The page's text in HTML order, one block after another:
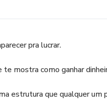
pra lucrar.
mostra como ganhar
estrutura que qualquer um